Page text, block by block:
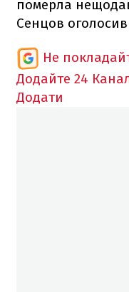
померла
Сенцов
Не
Додайте 24
Додати